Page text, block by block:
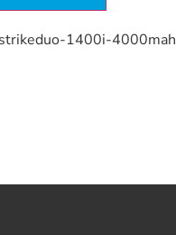
1400i-4000mah